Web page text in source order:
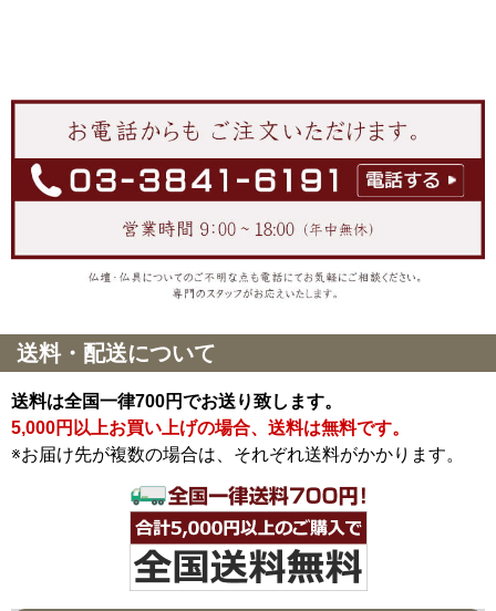
送料・配送について
送料は全国一律700円でお送り致します。
5,000円以上お買い上げの場合、送料は無料です。
※お届け先が複数の場合は、それぞれ送料がかかります。